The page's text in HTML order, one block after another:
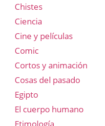
Chistes
Ciencia
Cine y películas
Comic
Cortos y animación
Cosas del pasado
Egipto
El cuerpo humano